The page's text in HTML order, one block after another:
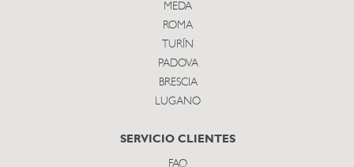
MEDA
ROMA
TURÍN
PADOVA
BRESCIA
LUGANO
SERVICIO CLIENTES
FAQ